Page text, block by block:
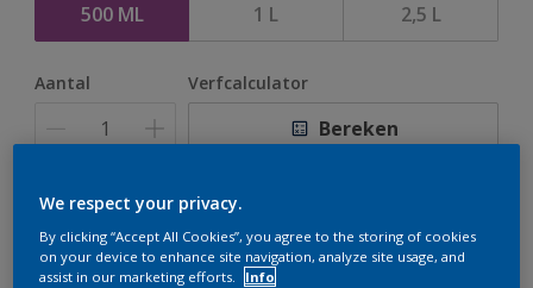
500 ML 1 L 2,5 L
Aantal Verfcalculator
Bereken
Op dit moment is het niet mogelijk dit product online
te bestellen. Houd de website in de gaten, we werken
er hard aan om de voorraad aan te vullen.
We respect your privacy.
By clicking “Accept All Cookies”, you agree to the storing of cookies
on your device to enhance site navigation, analyze site usage, and
assist in our marketing efforts.
Info